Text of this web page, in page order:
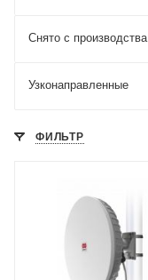
Снято с производства
Узконаправленные
ФИЛЬТР